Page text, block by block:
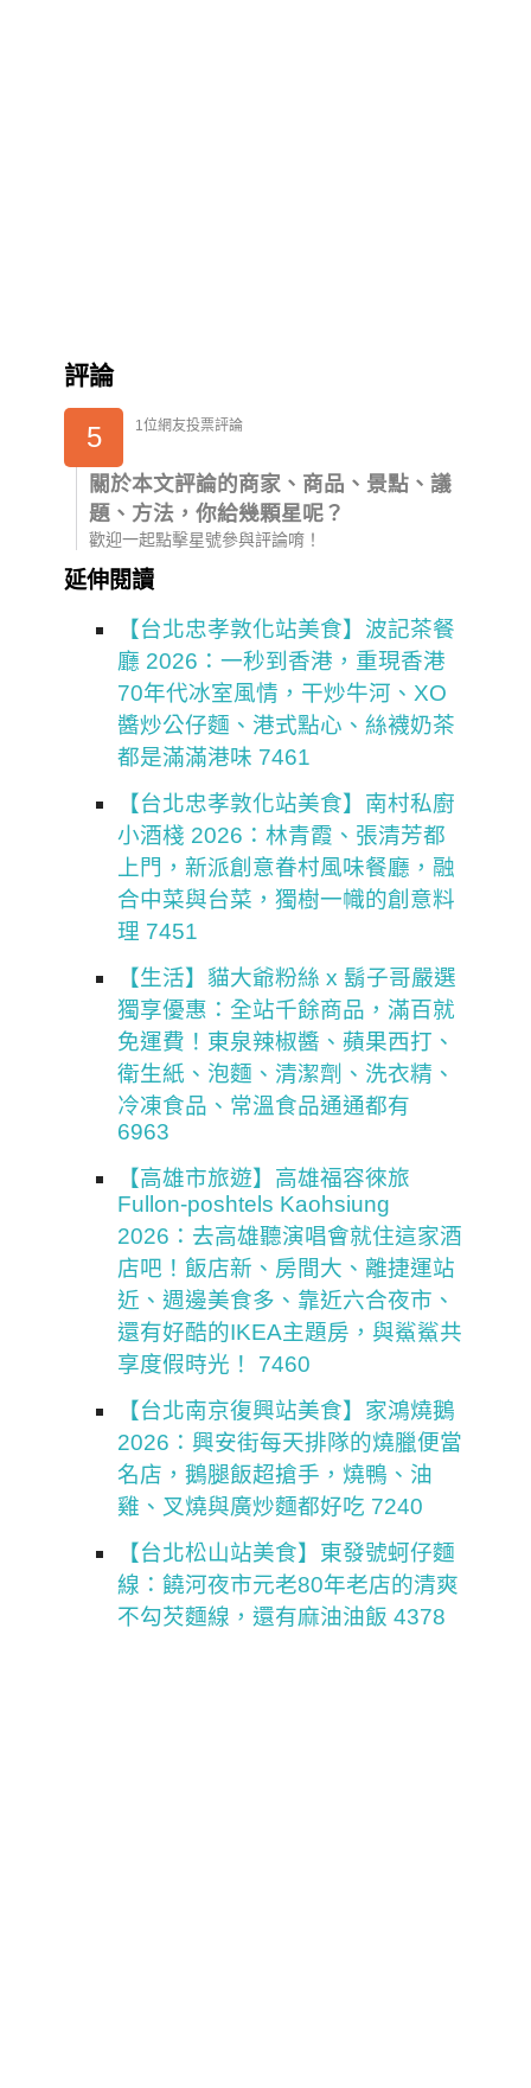
評論
5 1位網友投票評論
關於本文評論的商家、商品、景點、議
題、方法，你給幾顆星呢？
歡迎一起點擊星號參與評論唷！
延伸閱讀
【台北忠孝敦化站美食】波記茶餐
廳 2026：一秒到香港，重現香港
70年代冰室風情，干炒牛河、XO
醬炒公仔麵、港式點心、絲襪奶茶
都是滿滿港味 7461
【台北忠孝敦化站美食】南村私廚
小酒棧 2026：林青霞、張清芳都
上門，新派創意眷村風味餐廳，融
合中菜與台菜，獨樹一幟的創意料
理 7451
【生活】貓大爺粉絲 x 鬍子哥嚴選
獨享優惠：全站千餘商品，滿百就
免運費！東泉辣椒醬、蘋果西打、
衛生紙、泡麵、清潔劑、洗衣精、
冷凍食品、常溫食品通通都有
6963
【高雄市旅遊】高雄福容徠旅
Fullon-poshtels Kaohsiung
2026：去高雄聽演唱會就住這家酒
店吧！飯店新、房間大、離捷運站
近、週邊美食多、靠近六合夜市、
還有好酷的IKEA主題房，與鯊鯊共
享度假時光！ 7460
【台北南京復興站美食】家鴻燒鵝
2026：興安街每天排隊的燒臘便當
名店，鵝腿飯超搶手，燒鴨、油
雞、叉燒與廣炒麵都好吃 7240
【台北松山站美食】東發號蚵仔麵
線：饒河夜市元老80年老店的清爽
不勾芡麵線，還有麻油油飯 4378